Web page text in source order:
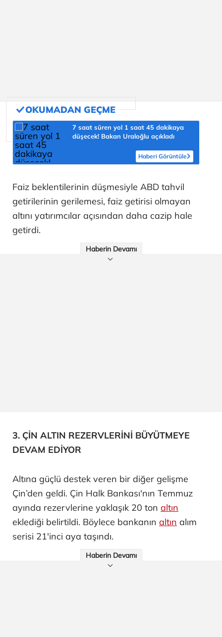
7 saat süren yol 1 saat 45 dakikaya
düşecek! Bakan Uraloğlu açıkladı
Haberi Görüntüle
Faiz beklentilerinin düşmesiyle ABD tahvil
getirilerinin gerilemesi, faiz getirisi olmayan
altını yatırımcılar açısından daha cazip hale
getirdi.
Haberin Devamı
3. ÇİN ALTIN REZERVLERİNİ BÜYÜTMEYE
DEVAM EDİYOR
Altına güçlü destek veren bir diğer gelişme
Çin’den geldi. Çin Halk Bankası'nın Temmuz
ayında rezervlerine yaklaşık 20 ton altın
eklediği belirtildi. Böylece bankanın altın alım
serisi 21'inci aya taşındı.
Haberin Devamı